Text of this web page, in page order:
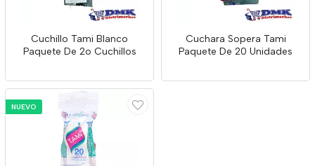
Cuchillo Tami Blanco
Paquete De 2o Cuchillos
Cuchara Sopera Tami
Paquete De 20 Unidades
NUEVO